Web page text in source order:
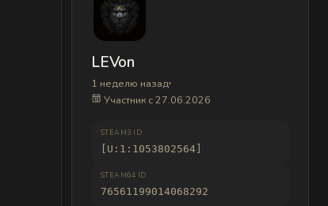
LEVon
1 неделю назад
Участник с 27.06.2026
STEAM3 ID
[U:1:1053802564]
STEAM64 ID
76561199014068292